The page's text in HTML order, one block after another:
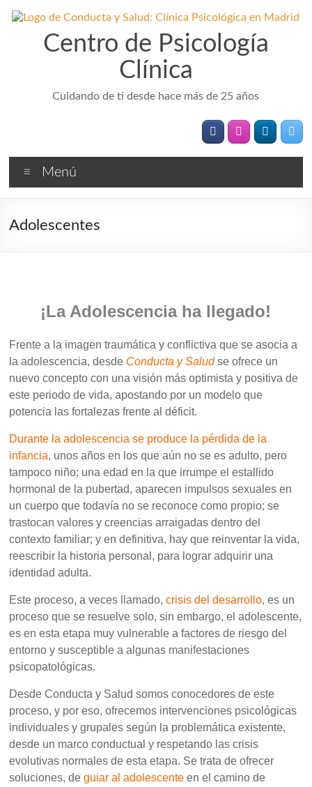
contenidoCentro de Psicología
Clínica
Cuidando de ti desde hace más de 25 años
Menú
Adolescentes
¡La Adolescencia ha llegado!
Frente a la imagen traumática y conflictiva que se asocia a
la adolescencia, desde Conducta y Saludse ofrece un
nuevo concepto con una visión más optimista y positiva de
este periodo de vida, apostando por un modelo que
potencia las fortalezas frente al déficit.
Durante la adolescencia se produce la pérdida de la
infancia, unos años en los que aún no se es adulto, pero
tampoco niño; una edad en la que irrumpe el estallido
hormonal de la pubertad, aparecen impulsos sexuales en
un cuerpo que todavía no se reconoce como propio; se
trastocan valores y creencias arraigadas dentro del
contexto familiar; y en definitiva, hay que reinventar la vida,
reescribir la historia personal, para lograr adquirir una
identidad adulta.
Este proceso, a veces llamado,crisis del desarrollo, es un
proceso que se resuelve solo, sin embargo, el adolescente,
es en esta etapa muy vulnerable a factores de riesgo del
entorno y susceptible a algunas manifestaciones
psicopatológicas.
Desde Conducta y Salud somos conocedores de este
proceso, y por eso, ofrecemos intervenciones psicológicas
individuales y grupales según la problemática existente,
desde un marco conductual y respetando las crisis
evolutivas normales de esta etapa. Se trata de ofrecer
soluciones, deguiar al adolescente en el camino de